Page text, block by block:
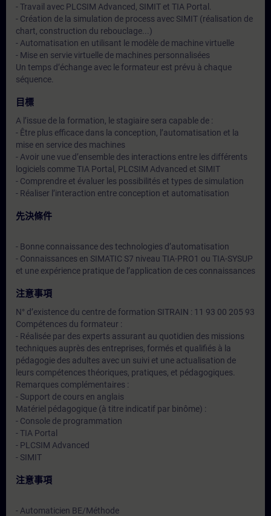
- Travail avec PLCSIM Advanced, SIMIT et TIA Portal.
- Création de la simulation de process avec SIMIT (réalisation de
chart, construction du rebouclage...)
- Automatisation en utilisant le modèle de machine virtuelle
- Mise en servie virtuelle de machines personnalisées
Un temps d’échange avec le formateur est prévu à chaque
séquence.
目標
A l’issue de la formation, le stagiaire sera capable de :
- Être plus efficace dans la conception, l’automatisation et la
mise en service des machines
- Avoir une vue d’ensemble des interactions entre les différents
logiciels comme TIA Portal, PLCSIM Advanced et SIMIT
- Comprendre et évaluer les possibilités et types de simulation
- Réaliser l’interaction entre conception et automatisation
先決條件
- Bonne connaissance des technologies d’automatisation
- Connaissances en SIMATIC S7 niveau TIA-PRO1 ou TIA-SYSUP
et une expérience pratique de l’application de ces connaissances
注意事項
N° d’existence du centre de formation SITRAIN : 11 93 00 205 93
Compétences du formateur :
- Réalisée par des experts assurant au quotidien des missions
techniques auprès des entreprises, formés et qualifiés à la
pédagogie des adultes avec un suivi et une actualisation de
leurs compétences théoriques, pratiques, et pédagogiques.
Remarques complémentaires :
- Support de cours en anglais
Matériel pédagogique (à titre indicatif par binôme) :
- Console de programmation
- TIA Portal
- PLCSIM Advanced
- SIMIT
注意事項
- Automaticien BE/Méthode